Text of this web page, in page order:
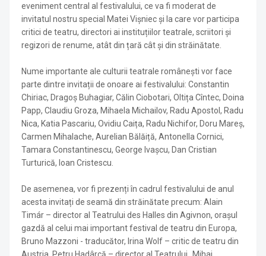
eveniment central al festivalului, ce va fi moderat de
invitatul nostru special Matei Vișniec și la care vor participa
critici de teatru, directori ai instituțiilor teatrale, scriitori și
regizori de renume, atât din țară cât și din străinătate.
Nume importante ale culturii teatrale românești vor face
parte dintre invitații de onoare ai festivalului: Constantin
Chiriac, Dragoș Buhagiar, Călin Ciobotari, Oltița Cîntec, Doina
Papp, Claudiu Groza, Mihaela Michailov, Radu Apostol, Radu
Nica, Katia Pascariu, Ovidiu Caița, Radu Nichifor, Doru Mareș,
Carmen Mihalache, Aurelian Bălăiță, Antonella Cornici,
Tamara Constantinescu, George Ivașcu, Dan Cristian
Turturică, Ioan Cristescu.
De asemenea, vor fi prezenți în cadrul festivalului de anul
acesta invitați de seamă din străinătate precum: Alain
Timár – director al Teatrului des Halles din Agivnon, orașul
gazdă al celui mai important festival de teatru din Europa,
Bruno Mazzoni - traducător, Irina Wolf – critic de teatru din